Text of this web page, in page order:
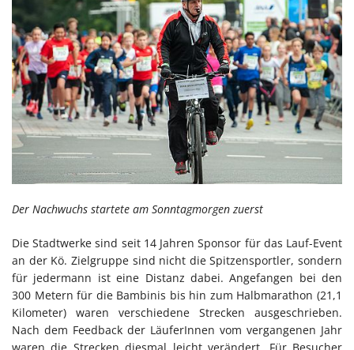
Der Nachwuchs startete am Sonntagmorgen zuerst
Die Stadtwerke sind seit 14 Jahren Sponsor für das Lauf-Event
an der Kö. Zielgruppe sind nicht die Spitzensportler, sondern
für jedermann ist eine Distanz dabei. Angefangen bei den
300 Metern für die Bambinis bis hin zum Halbmarathon (21,1
Kilometer) waren verschiedene Strecken ausgeschrieben.
Nach dem Feedback der LäuferInnen vom vergangenen Jahr
waren die Strecken diesmal leicht verändert. Für Besucher